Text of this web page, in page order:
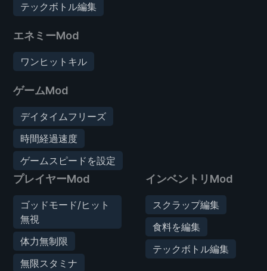
テックボトル編集
エネミーMod
ワンヒットキル
ゲームMod
デイタイムフリーズ
時間経過速度
ゲームスピードを設定
プレイヤーMod
ゴッドモード/ヒット
無視
体力無制限
無限スタミナ
インベントリMod
スクラップ編集
食料を編集
テックボトル編集